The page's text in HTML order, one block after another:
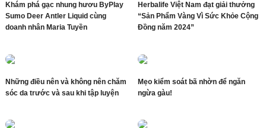
Khám phá gạc nhung hươu ByPlay
Sumo Deer Antler Liquid cùng
doanh nhân Maria Tuyền
Herbalife Việt Nam đạt giải thưởng
“Sản Phẩm Vàng Vì Sức Khỏe Cộng
Đồng năm 2024”
Những điều nên và không nên chăm
sóc da trước và sau khi tập luyện
Mẹo kiểm soát bã nhờn để ngăn
ngừa gàu!